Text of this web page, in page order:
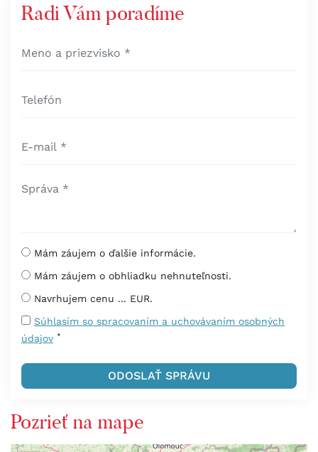
Radi Vám poradíme
Mám záujem o ďalšie informácie.
Mám záujem o obhliadku nehnuteľnosti.
Navrhujem cenu ... EUR.
Súhlasím so spracovaním a uchovávaním osobných
údajov *
Pozrieť na mape